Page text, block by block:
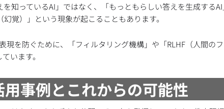
を知っているAI」ではなく、「もっともらしい答えを生成する
覚）」という現象が起こることもあります。
現を防ぐために、「フィルタリング機構」や「RLHF（人間の
います。
事例とこれからの可能性